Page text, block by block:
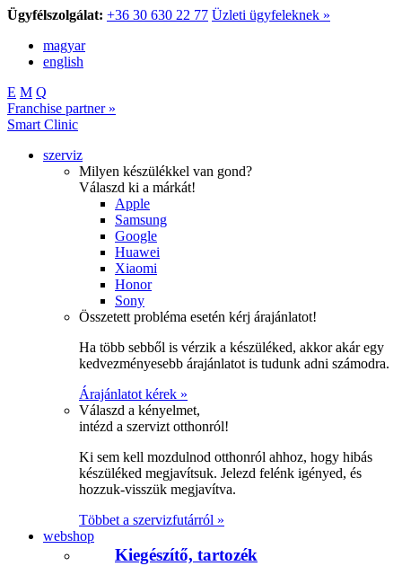
Ügyfélszolgálat: +36 30 630 22 77 Üzleti ügyfeleknek »
magyar
english
E M Q
Franchise partner »
Smart Clinic
szerviz
Milyen készülékkel van gond?
Válaszd ki a márkát!
Apple
Samsung
Google
Huawei
Xiaomi
Honor
Sony
Összetett probléma esetén kérj árajánlatot!
Ha több sebből is vérzik a készüléked, akkor akár egy
kedvezményesebb árajánlatot is tudunk adni számodra.
Árajánlatot kérek »
Válaszd a kényelmet,
intézd a szervizt otthonról!
Ki sem kell mozdulnod otthonról ahhoz, hogy hibás
készüléked megjavítsuk. Jelezd felénk igényed, és
hozzuk-visszük megjavítva.
Többet a szervizfutárról »
webshop
Kiegészítő, tartozék